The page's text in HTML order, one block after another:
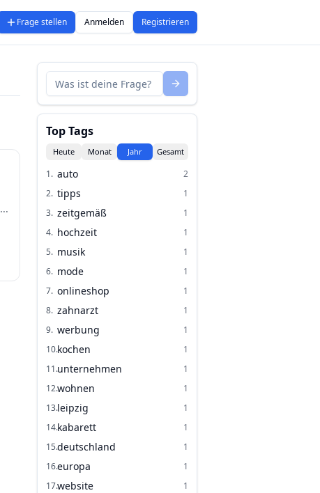
Frage stellen Anmelden Registrieren
...
Top Tags
Heute Monat Jahr Gesamt
1. auto
2
2. tipps
1
3. zeitgemäß
1
4. hochzeit
1
5. musik
1
6. mode
1
7. onlineshop
1
8. zahnarzt
1
9. werbung
1
10.kochen
1
11.unternehmen
1
12.wohnen
1
13.leipzig
1
14.kabarett
1
15.deutschland
1
16.europa
1
17.website
1